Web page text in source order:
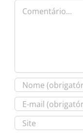
Comentário